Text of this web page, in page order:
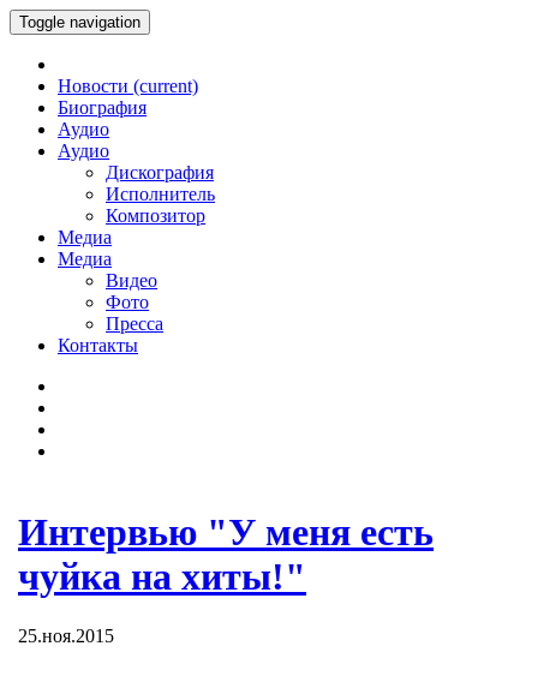
Toggle navigation
Новости (current)
Биография
Аудио
Аудио
Дискография
Исполнитель
Композитор
Медиа
Медиа
Видео
Фото
Пресса
Контакты
Интервью "У меня есть
чуйка на хиты!"
25.ноя.2015